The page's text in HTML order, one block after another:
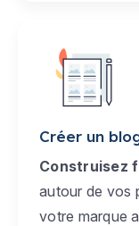
Créer un
Construisez
autour de vos
votre marque